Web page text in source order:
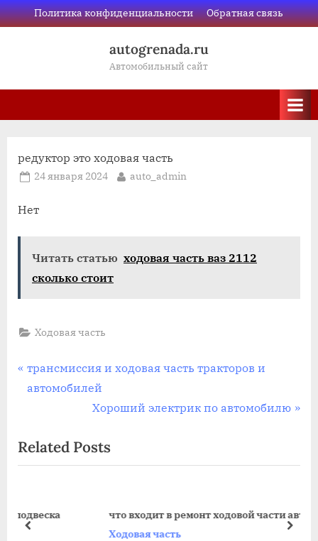
Skip
to
Политика конфиденциальности Обратная связь
autogrenada.ru
Автомобильный сайт
редуктор это ходовая часть
Posted
24 января 2024 By
auto_admin
Нет
Читать статью ходовая часть ваз 2112
сколько стоит
Ходовая часть
Навигация
P
r
i
o
P
трансмиссия и ходовая часть тракторов и
автомобилей
N
x
t
Хороший электрик по автомобилю
Related Posts
что входит в ремонт ходовой части автомобиля
Ходовая часть
prev next